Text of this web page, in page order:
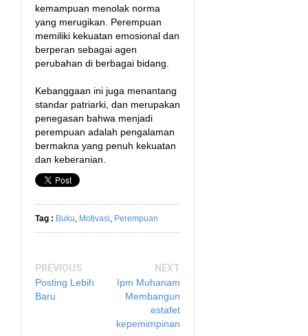
kemampuan menolak norma
yang merugikan. Perempuan
memiliki kekuatan emosional dan
berperan sebagai agen
perubahan di berbagai bidang.
Kebanggaan ini juga menantang
standar patriarki, dan merupakan
penegasan bahwa menjadi
perempuan adalah pengalaman
bermakna yang penuh kekuatan
dan keberanian.
Tag : Buku, Motivasi, Perempuan
PREVIOUS
Posting Lebih
Baru
NEXT
Ipm Muhanam
Membangun
estafet
kepemimpinan